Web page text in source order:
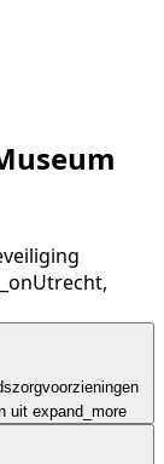
Utrecht,
uit expand_more